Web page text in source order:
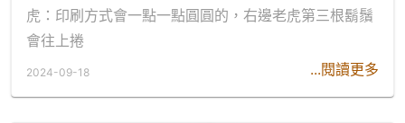
虎：印刷方式會一點一點圓圓的，右邊老虎第三根鬍鬚
會往上捲
...閱讀更多
2024-09-18